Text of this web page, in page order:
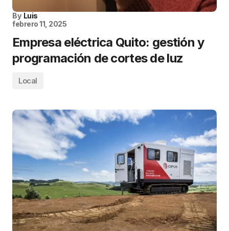
By Luis
febrero 11, 2025
Empresa eléctrica Quito: gestión y
programación de cortes de luz
Local